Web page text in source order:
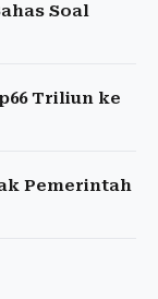
Soal
Triliun ke
Pemerintah